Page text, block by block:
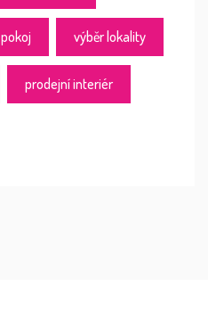
výběr lokality
prodejní interiér